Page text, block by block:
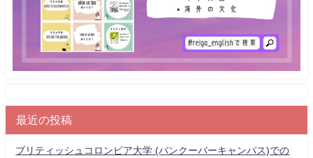
最近の投稿
ブリティッシュコロンビア大学 (バンクーバーキャンパス)での